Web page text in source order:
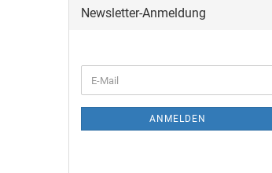
Newsletter-Anmeldung
ANMELDEN